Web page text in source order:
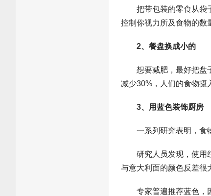
把带包装的零食从袋子
控制你视力所及食物的数
2、餐盘换成小的
想要减肥，最好把盘子
减少30%，人们的食物摄
3、用蓝色装饰厨房
一系列研究表明，食物
研究人员发现，使用红
与意大利面的颜色反差很
专家普遍推荐蓝色，因